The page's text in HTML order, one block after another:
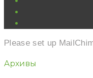
Please set up
Архивы